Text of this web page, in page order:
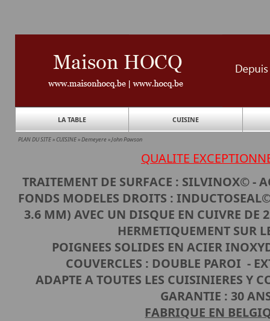
LA TABLE CUISINE
PLAN DU SITE»CUISINE»Demeyere»John Pawson
QUALITE
TRAITEMENT DE SURFACE : SILVINOX© -
FONDS MODELES DROITS :
3.6 MM) AVEC UN DISQUE EN CUIVRE DE
HERMETIQUEMENT SUR
POIGNEES SOLIDES EN ACIER
COUVERCLES : DOUBLE PAROI -
ADAPTE A TOUTES LES CUISINIERES Y
GARANTIE : 30
FABRIQUE EN